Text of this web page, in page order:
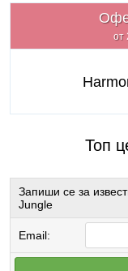
от
Топ
Запиши се за
Jungle
Email: